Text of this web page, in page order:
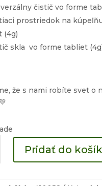
čistič vo forme
prostriedok na
(4g)
skla vo forme tabliet
že s nami robíte svet o
Pridať do